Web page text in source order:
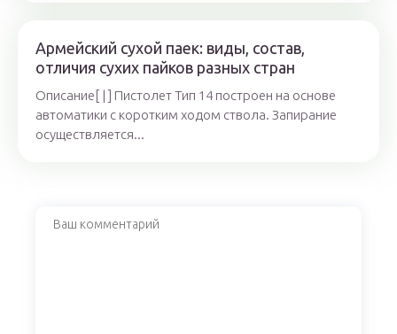
Армейский сухой паек: виды, состав,
отличия сухих пайков разных стран
Описание[ | ] Пистолет Тип 14 построен на основе
автоматики с коротким ходом ствола. Запирание
осуществляется...